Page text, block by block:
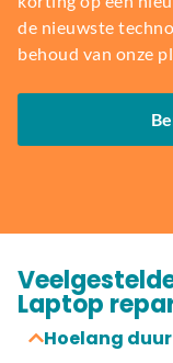
de nieuwste
behoud van onze
Laptop
Hoelang